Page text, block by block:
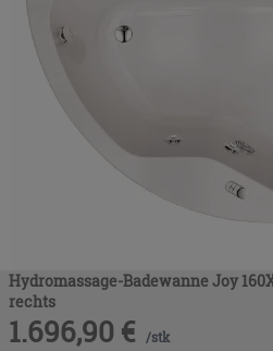
Hydromassage-Badewanne Joy
rechts
1.696,90 € /stk